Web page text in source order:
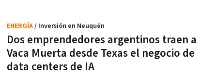
Dos emprendedores argentinos traen a
Vaca Muerta desde Texas el negocio de
data centers de IA
ENERGÍA/ Inversión en Neuquén